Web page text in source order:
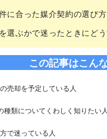
に合った媒介契約の選び
選ぶかで迷ったときにど
この記事はこん
売却を予定している人
種類についてくわしく知りたい人
で迷っている人